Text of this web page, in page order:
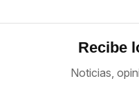
Recibe
Noticias,